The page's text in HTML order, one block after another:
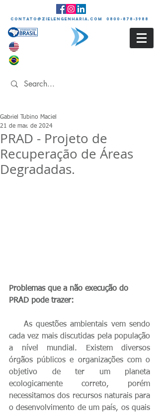
contato@zielengenharia.com 0800-878-3988
PRAD - Projeto de
Recuperação de Áreas
Degradadas.
Gabriel Tubino Maciel
21 de mar. de 2024
Problemas que a não execução do
PRAD pode trazer:
cada vez mais discutidas pela população
a nível mundial. Existem diversos
órgãos públicos e organizações com o
objetivo de ter um planeta
ecologicamente correto, porém
necessitamos dos recursos naturais para
o desenvolvimento de um país, os quais